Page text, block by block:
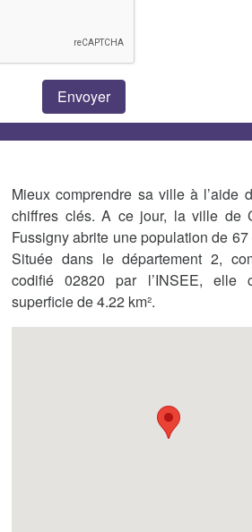
Mieux comprendre sa ville à l’aide
chiffres clés. A ce jour, la ville de
Fussigny abrite une population de 67
Située dans le département 2,
codifié 02820 par l’INSEE, elle
superficie de 4.22 km².